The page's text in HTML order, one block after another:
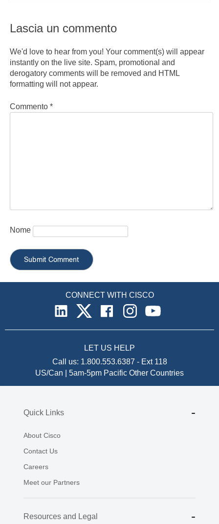
Lascia un commento
We'd love to hear from you! Your comment(s) will appear
instantly on the live site. Spam, promotional and
derogatory comments will be removed and HTML
formatting will not appear.
Commento *
Nome
CONNECT WITH CISCO
LET US HELP
Call us: 1.800.553.6387 - Ext 118
US/Can | 5am-5pm Pacific Other Countries